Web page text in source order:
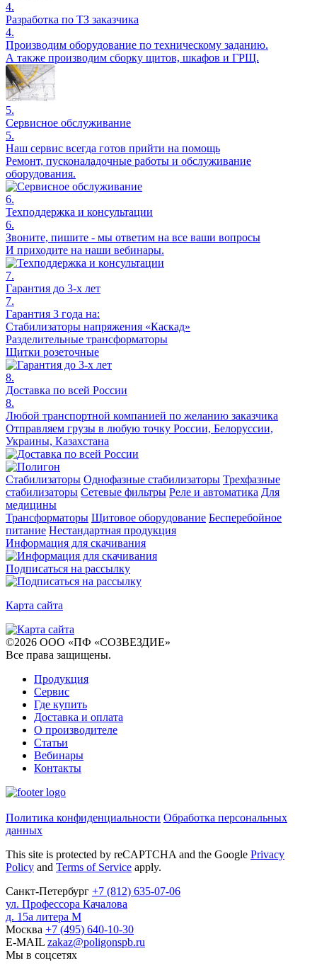
4.
Разработка по ТЗ заказчика
4.
Производим оборудование по техническому заданию.
А также производим сборку щитов, шкафов и ГРЩ.
5.
Сервисное обслуживание
5.
Наш сервис всегда готов прийти на помощь
Ремонт, пусконаладочные работы и обслуживание
оборудования.
6.
Техподдержка и консультации
6.
Звоните, пишите - мы ответим на все ваши вопросы
И приходите на наши вебинары.
7.
Гарантия до 3-х лет
7.
Гарантия 3 года на:
Стабилизаторы напряжения «Каскад»
Разделительные трансформаторы
Щитки розеточные
8.
Доставка по всей России
8.
Любой транспортной компанией по желанию заказчика
Отправляем грузы в любую точку России, Белоруссии,
Украины, Казахстана
Стабилизаторы Однофазные стабилизаторы Трехфазные
стабилизаторы Сетевые фильтры Реле и автоматика Для
медицины
Трансформаторы Щитовое оборудование Бесперебойное
питание Нестандартная продукция
Информация для скачивания
Подписаться на рассылку
Карта сайта
©2026 ООО «ПФ «СОЗВЕЗДИЕ»
Все права защищены.
Продукция
Сервис
Где купить
Доставка и оплата
О производителе
Статьи
Вебинары
Контакты
Политика конфиденциальности Обработка персональных
данных
This site is protected by reCAPTCHA and the Google Privacy
Policy and Terms of Service apply.
Санкт-Петербург +7 (812) 635-07-06
ул. Профессора Качалова
д. 15а литера М
Москва +7 (495) 640-10-30
E-MAIL zakaz@poligonspb.ru
Мы в соцсетях